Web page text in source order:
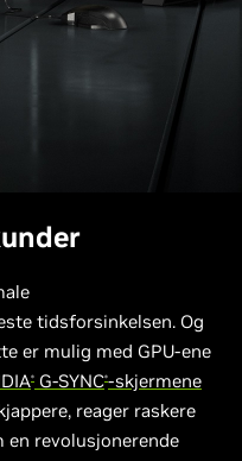
tidsforsinkelsen. Og
er mulig med GPU-ene
® G-SYNC®-skjermene
reager raskere
revolusjonerende